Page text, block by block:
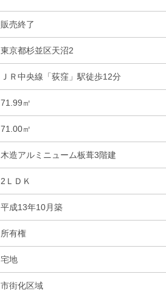
販売終了
東京都杉並区天沼2
ＪＲ中央線「荻窪」駅徒歩12分
71.99㎡
71.00㎡
木造アルミニューム板葺3階建
2ＬＤＫ
平成13年10月築
所有権
宅地
市街化区域